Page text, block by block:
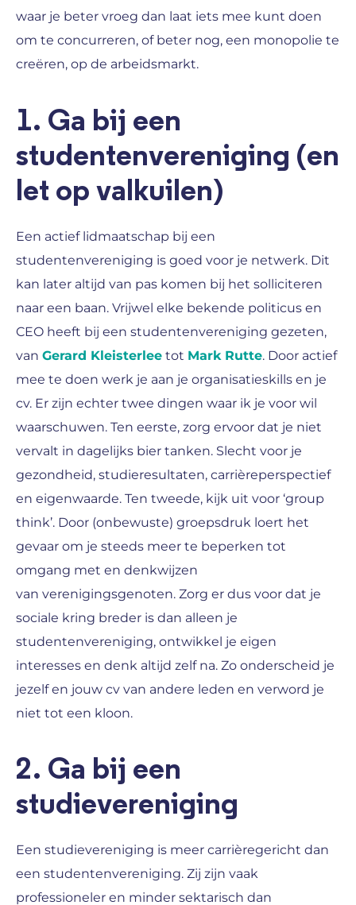
waar je beter vroeg dan laat iets mee kunt doen
om te concurreren, of beter nog, een monopolie te
creëren, op de arbeidsmarkt.
1. Ga bij een
studentenvereniging (en
let op valkuilen)
Een actief lidmaatschap bij een
studentenvereniging is goed voor je netwerk. Dit
kan later altijd van pas komen bij het solliciteren
naar een baan. Vrijwel elke bekende politicus en
CEO heeft bij een studentenvereniging gezeten,
van Gerard Kleisterlee tot Mark Rutte. Door actief
mee te doen werk je aan je organisatieskills en je
cv. Er zijn echter twee dingen waar ik je voor wil
waarschuwen. Ten eerste, zorg ervoor dat je niet
vervalt in dagelijks bier tanken. Slecht voor je
gezondheid, studieresultaten, carrièreperspectief
en eigenwaarde. Ten tweede, kijk uit voor ‘group
think’. Door (onbewuste) groepsdruk loert het
gevaar om je steeds meer te beperken tot
omgang met en denkwijzen
van verenigingsgenoten. Zorg er dus voor dat je
sociale kring breder is dan alleen je
studentenvereniging, ontwikkel je eigen
interesses en denk altijd zelf na. Zo onderscheid je
jezelf en jouw cv van andere leden en verword je
niet tot een kloon.
2. Ga bij een
studievereniging
Een studievereniging is meer carrièregericht dan
een studentenvereniging. Zij zijn vaak
professioneler en minder sektarisch dan